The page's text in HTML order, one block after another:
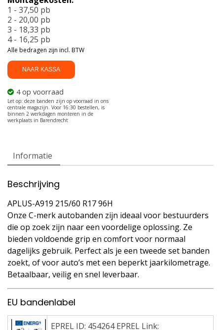
R17
96H
aantal
NAAR KASSA
4 op voorraad
1 - 37,50 pb
2 - 20,00 pb
3 - 18,33 pb
4 - 16,25 pb
Alle bedragen zijn incl. BTW
Informatie
Beschrijving
APLUS-A919 215/60 R17 96H
Onze C-merk autobanden zijn ideaal voor bestuurders
die op zoek zijn naar een voordelige oplossing. Ze
bieden voldoende grip en comfort voor normaal
dagelijks gebruik. Perfect als je een tweede set banden
zoekt, of voor auto’s met een beperkt jaarkilometrage.
Betaalbaar, veilig en snel leverbaar.
EU bandenlabel
EPREL ID: 454264 EPREL Link: